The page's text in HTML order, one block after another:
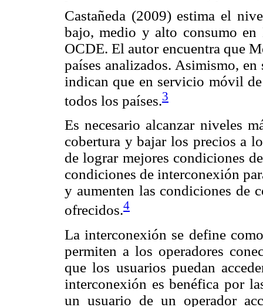
Castañeda (2009) estima el
bajo, medio y alto consumo
OCDE. El autor encuentra que
países analizados. Asimismo,
indican que en servicio móvil
todos los países.3
Es necesario alcanzar niveles
cobertura y bajar los precios a
de lograr mejores condiciones
condiciones de interconexión
y aumenten las condiciones de
ofrecidos.4
La interconexión se define
permiten a los operadores
que los usuarios puedan
interconexión es benéfica por
un usuario de un operador